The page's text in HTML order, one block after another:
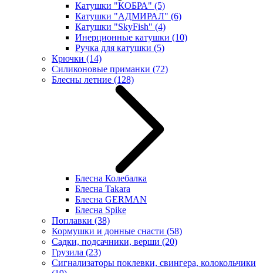
Катушки "КОБРА" (5)
Катушки "АДМИРАЛ" (6)
Катушки "SkyFish" (4)
Инерционные катушки (10)
Ручка для катушки (5)
Крючки (14)
Силиконовые приманки (72)
Блесны летние (128)
Блесна Колебалка
Блесна Takara
Блесна GERMAN
Блесна Spike
Поплавки (38)
Кормушки и донные снасти (58)
Садки, подсачники, верши (20)
Грузила (23)
Сигнализаторы поклевки, свингера, колокольчики